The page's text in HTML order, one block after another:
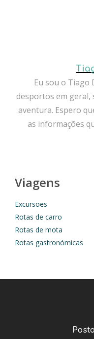
Eu sou o Tiago
desportos em
aventura. Espero
as informações
Viagens
Excursoes
Rotas de carro
Rotas de mota
Rotas gastronómicas